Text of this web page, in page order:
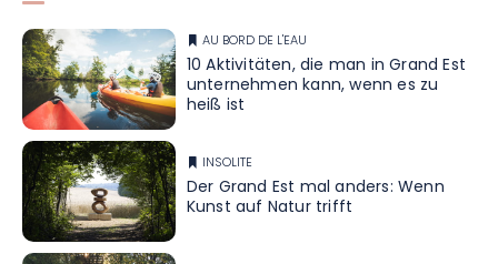
AU BORD DE L'EAU
10 Aktivitäten, die man in Grand Est
unternehmen kann, wenn es zu
heiß ist
INSOLITE
Der Grand Est mal anders: Wenn
Kunst auf Natur trifft